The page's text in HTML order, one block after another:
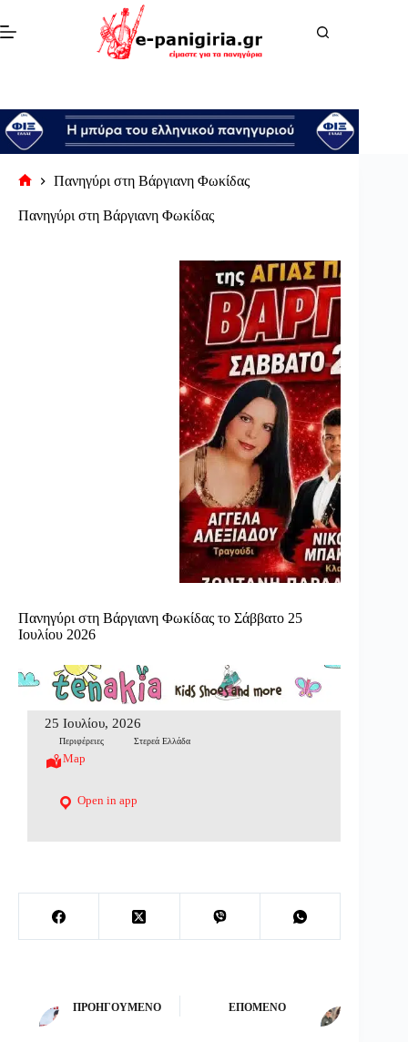
στο
περιεχόμενο
σελίδα
Πανηγύρι στη Βάργιανη Φωκίδας
Πανηγύρι στη Βάργιανη Φωκίδας
Πανηγύρι στη Βάργιανη Φωκίδας το Σάββατο 25
Ιουλίου 2026
25 Ιουλίου, 2026
Περιφέρειες Στερεά Ελλάδα
Map
Open in app
ΠΡΟΗΓΟΎΜΕΝΟ ΕΠΌΜΕΝΟ